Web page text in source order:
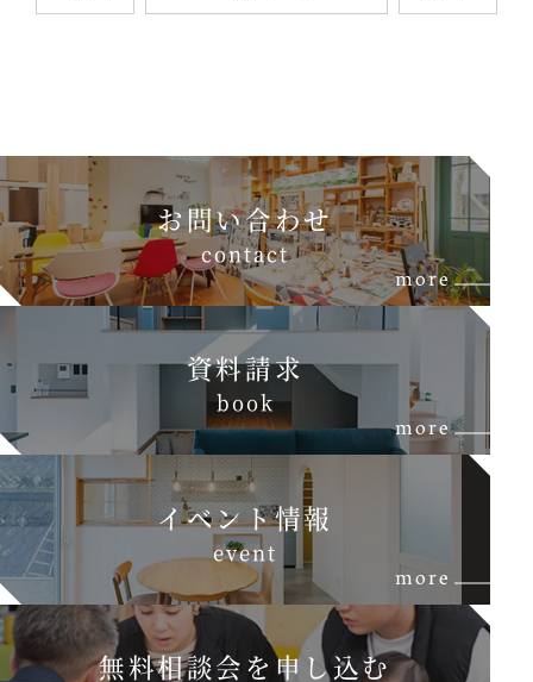
お問い合わせ
contact
more
資料請求
book
more
イベント情報
event
more
無料相談会を申し込む